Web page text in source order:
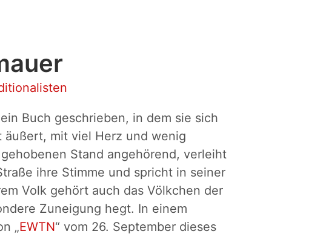
Buch geschrieben, in dem sie sich
mit viel Herz und wenig
Stand angehörend, verleiht
ihre Stimme und spricht in seiner
Volk gehört auch das Völkchen der
Zuneigung hegt. In einem
„EWTN“ vom 26. September dieses